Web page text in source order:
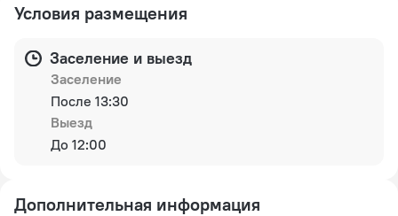
Условия размещения
Заселение и выезд
Заселение
После 13:30
Выезд
До 12:00
Дополнительная информация